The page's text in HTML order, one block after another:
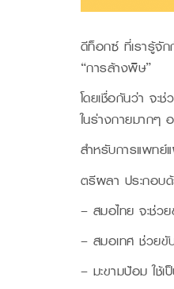
ดีท็อกซ์ ที่เรารู้จั
“การล้างพิษ”
โดยเชื่อกันว่า จะ
ในร่างกายมากๆ
สำหรับการแพทย์
ตรีผลา ประกอบ
– สมอไทย จะช่ว
– สมอเทศ ช่วยขั
– มะขามป้อม ใช้